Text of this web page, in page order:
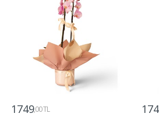
1749,00 TL